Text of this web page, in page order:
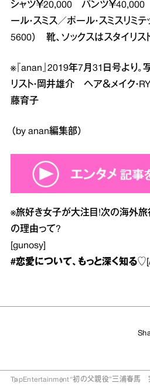
シャツ￥20,000 パンツ￥40,000
ール・スミス／ポール・スミスリミテ
5600） 靴、ソックスはスタイリス
※『anan』2019年7月31日号より
リスト・岡井雄介 ヘア＆メイク・
藤育子
（by anan編集部）
※旅好き女子が大注目!次の海外旅
の理由って?
[gunosy]
#恋愛について、もっと深く知る♡
TopEntertainment“初の父親役”三浦春馬